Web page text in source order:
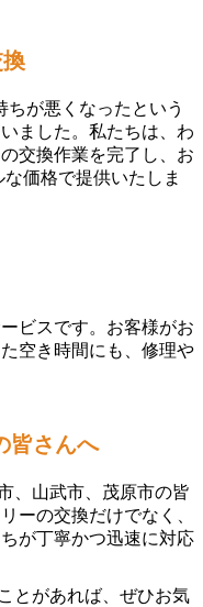
ちが悪くなったという
ました。私たちは、わ
交換作業を完了し、お
価格で提供いたしま
ビスです。お客様がお
空き時間にも、修理や
皆さんへ
、山武市、茂原市の皆
ーの交換だけでなく、
が丁寧かつ迅速に対応
とがあれば、ぜひお気